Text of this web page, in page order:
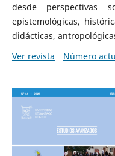
desde perspectivas
epistemológicas,
didácticas,
Ver revista
Número